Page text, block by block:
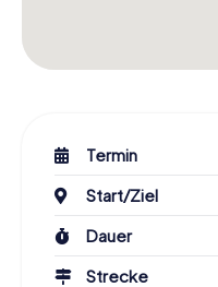
Termin
Start/Ziel
Dauer
Strecke